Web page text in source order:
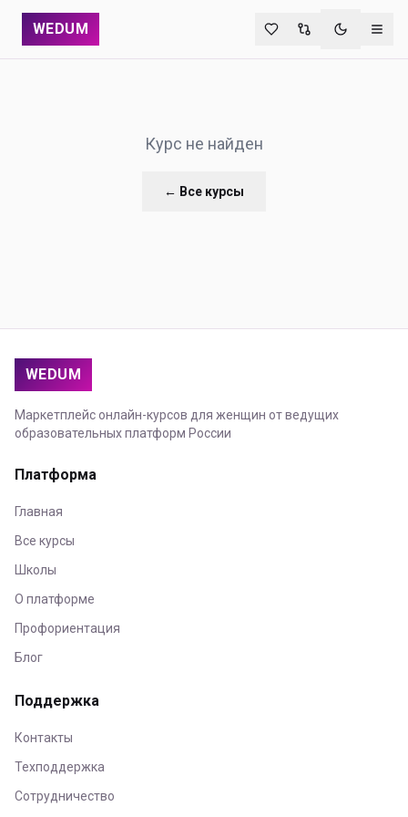
WEDUM
Курс не найден
← Все курсы
WEDUM
Маркетплейс онлайн-курсов для женщин от ведущих
образовательных платформ России
Платформа
Главная
Все курсы
Школы
О платформе
Профориентация
Блог
Поддержка
Контакты
Техподдержка
Сотрудничество